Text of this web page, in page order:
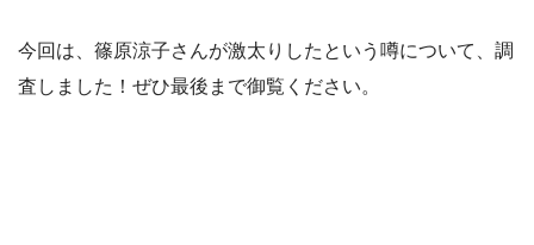
今回は、篠原涼子さんが激太りしたという噂について、調
査しました！ぜひ最後まで御覧ください。